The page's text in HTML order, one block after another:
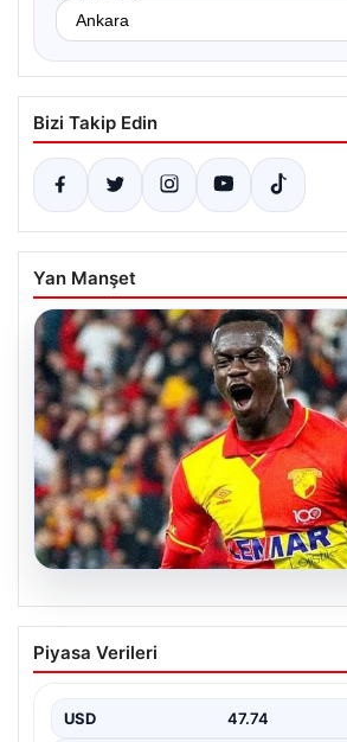
Bizi Takip Edin
Yan Manşet
07.08.2026
Göztepe’de hareketlilik:
Dennis için Almanya’dan
Süper Lig temsilcisi Göztepe'nin orta
Piyasa Verileri
USD 47.74